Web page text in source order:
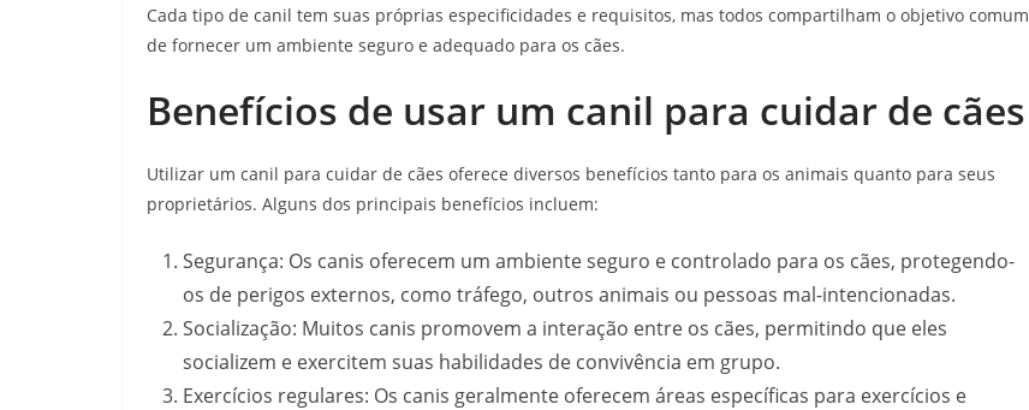
Cada tipo de canil tem suas próprias especificidades e requisitos, mas todos compartilham o objetivo comum
de fornecer um ambiente seguro e adequado para os cães.
Benefícios de usar um canil para cuidar de cães
Utilizar um canil para cuidar de cães oferece diversos benefícios tanto para os animais quanto para seus
proprietários. Alguns dos principais benefícios incluem:
Segurança: Os canis oferecem um ambiente seguro e controlado para os cães, protegendo-
os de perigos externos, como tráfego, outros animais ou pessoas mal-intencionadas.
Socialização: Muitos canis promovem a interação entre os cães, permitindo que eles
socializem e exercitem suas habilidades de convivência em grupo.
Exercícios regulares: Os canis geralmente oferecem áreas específicas para exercícios e